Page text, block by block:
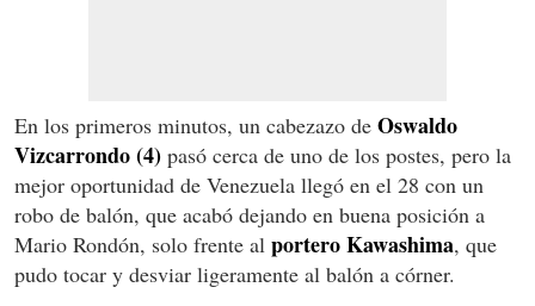
En los primeros minutos, un cabezazo de Oswaldo
Vizcarrondo (4) pasó cerca de uno de los postes, pero la
mejor oportunidad de Venezuela llegó en el 28 con un
robo de balón, que acabó dejando en buena posición a
Mario Rondón, solo frente al portero Kawashima, que
pudo tocar y desviar ligeramente al balón a córner.